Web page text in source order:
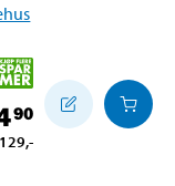
90
,-